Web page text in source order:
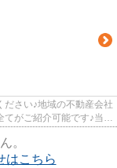
さい♪地域の不動産会社
てがご紹介可能です♪当店
。
はこちら